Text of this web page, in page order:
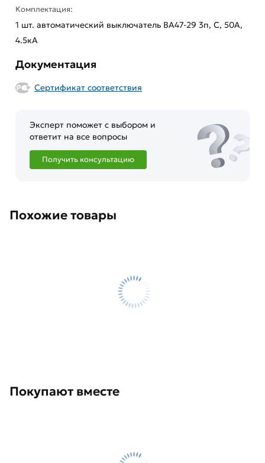
Комплектация:
1 шт. автоматический выключатель ВА47-29 3п, C, 50А,
4.5кА
Документация
Сертификат соответствия
Эксперт поможет с выбором и
ответит на все вопросы
Получить консультацию
Похожие товары
Покупают вместе